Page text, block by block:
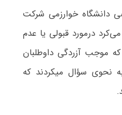
خوارزمی شرکت
درمورد قبولی یا عدم
که موجب آزردگی داوطلبان
می‌شد. اساتید هم در مصاحبه به نحوی سؤال می‎کردند که